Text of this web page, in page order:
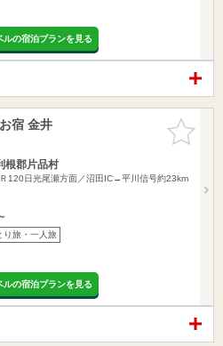
ルの宿泊プランを見る
お気に入
りに追加
宿 金井
根郡片品村
120日光尾瀬方面／沼田IC→平川信号約23km
り旅・一人旅
ルの宿泊プランを見る